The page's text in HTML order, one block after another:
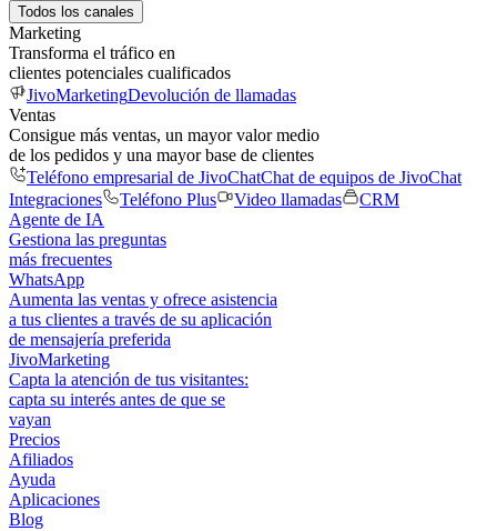
Todos los canales
Marketing
Transforma el tráfico en
clientes potenciales cualificados
JivoMarketingDevolución de llamadas
Ventas
Consigue más ventas, un mayor valor medio
de los pedidos y una mayor base de clientes
Teléfono empresarial de JivoChatChat de equipos de JivoChat
Integraciones
Teléfono Plus Video llamadas
CRM
Agente de IA
Gestiona las preguntas
más frecuentes
WhatsApp
Aumenta las ventas y ofrece asistencia
a tus clientes a través de su aplicación
de mensajería preferida
JivoMarketing
Capta la atención de tus visitantes:
capta su interés antes de que se
vayan
Precios
Afiliados
Ayuda
Aplicaciones
Blog